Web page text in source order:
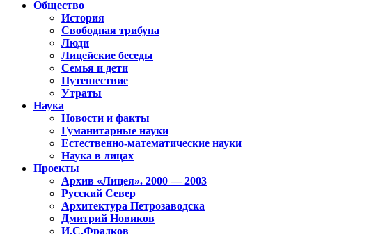
Общество
История
Свободная трибуна
Люди
Лицейские беседы
Семья и дети
Путешествие
Утраты
Наука
Новости и факты
Гуманитарные науки
Естественно-математические науки
Наука в лицах
Проекты
Архив «Лицея». 2000 — 2003
Русский Север
Архитектура Петрозаводска
Дмитрий Новиков
И.С.Фрадков